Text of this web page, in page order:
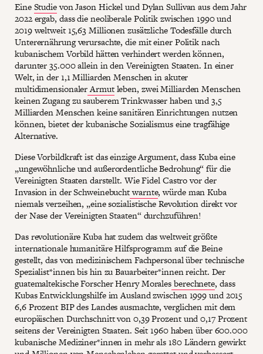
EineStudievon Jason Hickel und Dylan Sullivan aus dem Jahr
2022 ergab, dass die neoliberale Politik zwischen 1990 und
2019 weltweit 15,63 Millionen zusätzliche Todesfälle durch
Unterernährung verursachte, die mit einer Politik nach
kubanischem Vorbild hätten verhindert werden können,
darunter 35.000 allein in den Vereinigten Staaten. In einer
Welt, in der 1,1 Milliarden Menschen in akuter
multidimensionalerArmutleben, zwei Milliarden Menschen
keinen Zugang zu sauberem Trinkwasser haben und 3,5
Milliarden Menschen keine sanitären Einrichtungen nutzen
können, bietet der kubanische Sozialismus eine tragfähige
Alternative.
Diese Vorbildkraft ist das einzige Argument, dass Kuba eine
„ungewöhnliche und außerordentliche Bedrohung“ für die
Vereinigten Staaten darstellt. Wie Fidel Castro vor der
Invasion in der Schweinebuchtwarnte, würde man Kuba
niemals verzeihen, „eine sozialistische Revolution direkt vor
der Nase der Vereinigten Staaten“ durchzuführen!
Das revolutionäre Kuba hat zudem das weltweit größte
internationale humanitäre Hilfsprogramm auf die Beine
gestellt, das von medizinischem Fachpersonal über technische
Spezialist*innen bis hin zu Bauarbeiter*innen reicht. Der
guatemaltekische Forscher Henry Moralesberechnete, dass
Kubas Entwicklungshilfe im Ausland zwischen 1999 und 2015
6,6 Prozent BIP des Landes ausmachte, verglichen mit dem
europäischen Durchschnitt von 0,39 Prozent und 0,17 Prozent
seitens der Vereinigten Staaten. Seit 1960 haben über 600.000
kubanische Mediziner*innen in mehr als 180 Ländern gewirkt